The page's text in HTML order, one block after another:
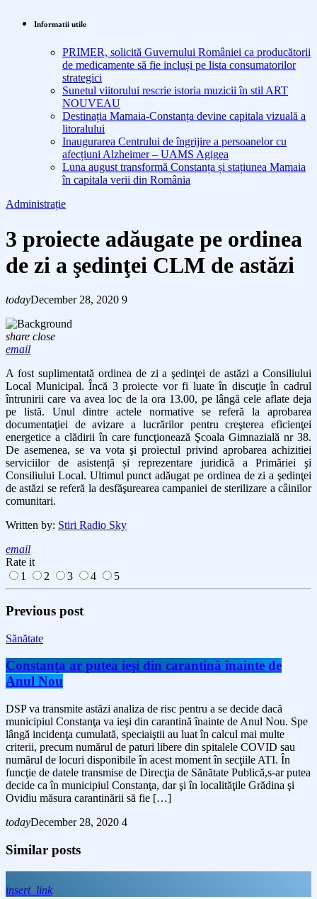
Informatii utile
PRIMER, solicită Guvernului României ca producătorii
de medicamente să fie incluși pe lista consumatorilor
strategici
Sunetul viitorului rescrie istoria muzicii în stil ART
NOUVEAU
Destinația Mamaia-Constanța devine capitala vizuală a
litoralului
Inaugurarea Centrului de îngrijire a persoanelor cu
afecțiuni Alzheimer – UAMS Agigea
Luna august transformă Constanța și stațiunea Mamaia
în capitala verii din România
Administrație
3 proiecte adăugate pe ordinea
de zi a şedinţei CLM de astăzi
todayDecember 28, 2020 9
share close
email
A fost suplimentată ordinea de zi a şedinţei de astăzi a Consiliului
Local Municipal. Încă 3 proiecte vor fi luate în discuţie în cadrul
întrunirii care va avea loc de la ora 13.00, pe lângă cele aflate deja
pe listă. Unul dintre actele normative se referă la aprobarea
documentaţiei de avizare a lucrărilor pentru creşterea eficienţei
energetice a clădirii în care funcţionează Şcoala Gimnazială nr 38.
De asemenea, se va vota şi proiectul privind aprobarea achizitiei
serviciilor de asistență și reprezentare juridică a Primăriei şi
Consiliului Local. Ultimul punct adăugat pe ordinea de zi a şedinţei
de astăzi se referă la desfăşurearea campaniei de sterilizare a câinilor
comunitari.
Written by: Stiri Radio Sky
email
Rate it
1
2 3 4 5
Previous post
Sănătate
Constanţa ar putea ieşi din carantină înainte de
Anul Nou
DSP va transmite astăzi analiza de risc pentru a se decide dacă
municipiul Constanţa va ieşi din carantină înainte de Anul Nou. Spe
lângă incidenţa cumulată, speciaiştii au luat în calcul mai multe
criterii, precum numărul de paturi libere din spitalele COVID sau
numărul de locuri disponibile în acest moment în secţiile ATI. În
funcţie de datele transmise de Direcţia de Sănătate Publică,s-ar putea
decide ca în municipiul Constanţa, dar şi în localităţile Grădina şi
Ovidiu măsura carantinării să fie […]
todayDecember 28, 2020 4
Similar posts
insert_link